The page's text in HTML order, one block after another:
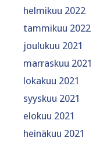
helmikuu 2022
tammikuu 2022
joulukuu 2021
marraskuu 2021
lokakuu 2021
syyskuu 2021
elokuu 2021
heinäkuu 2021